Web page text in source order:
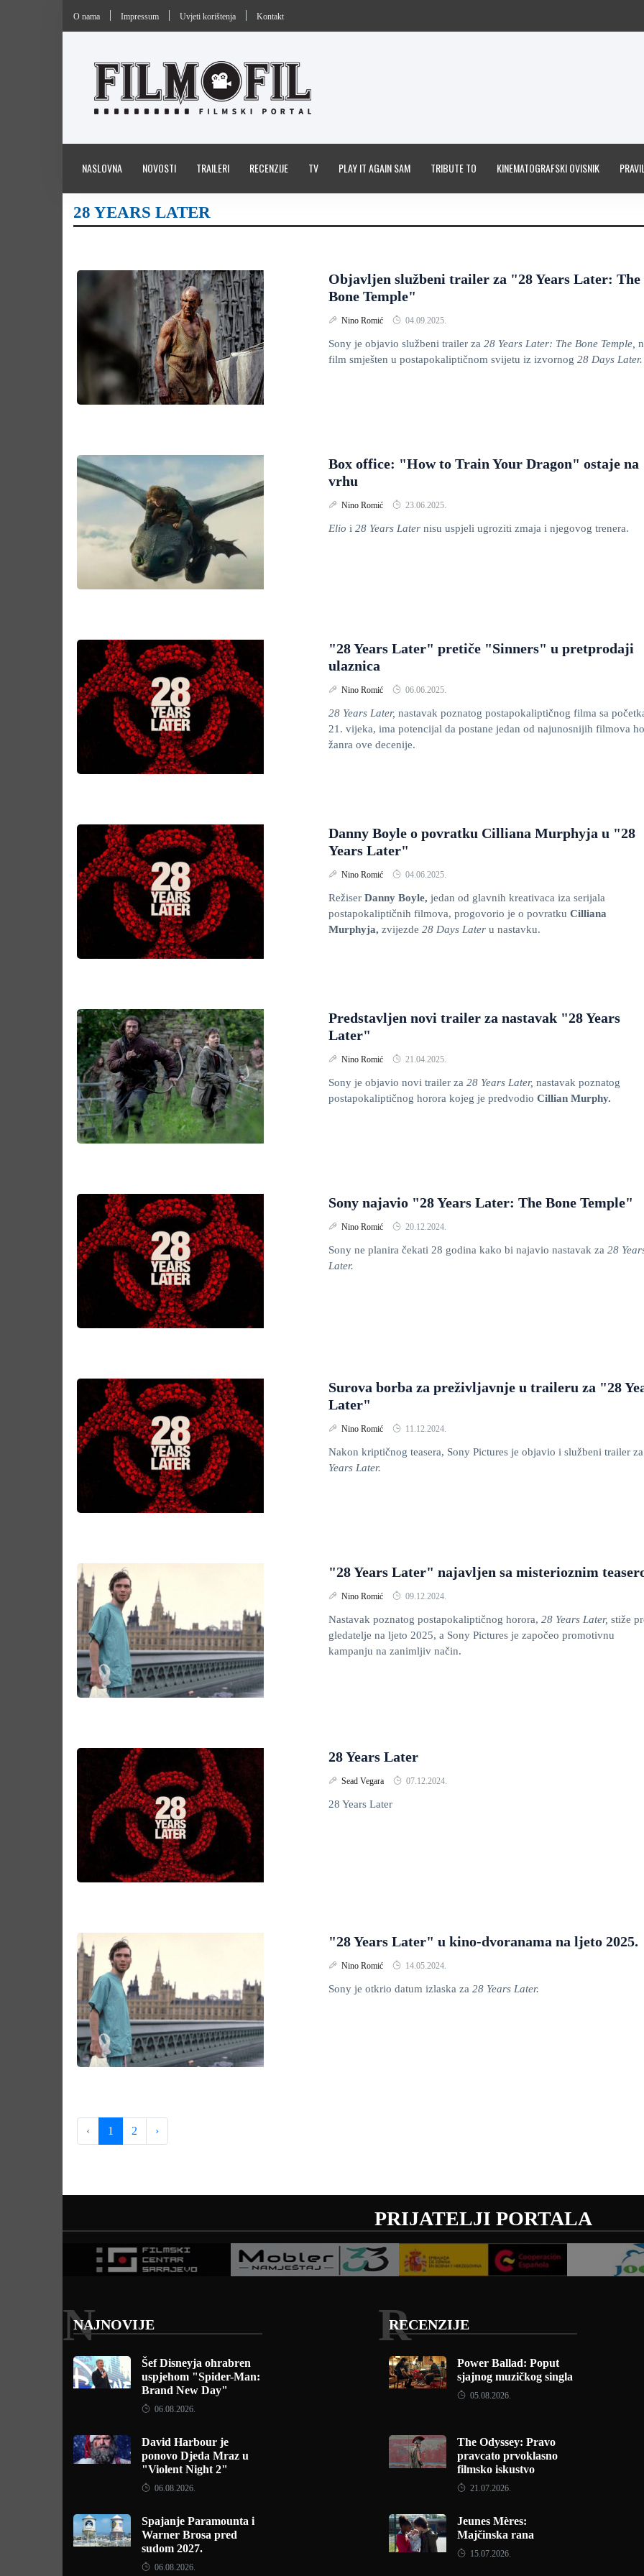
O nama Impressum Uvjeti korištenja Kontakt
NASLOVNA NOVOSTI TRAILERI RECENZIJE TV PLAY IT AGAIN SAM TRIBUTE TO KINEMATOGRAFSKI OVISNIK
28 YEARS LATER
Objavljen službeni trailer za "28 Years Later: The
Bone Temple"
Nino Romić 04.09.2025.
Sony je objavio službeni trailer za 28 Years Later: The Bone Temple,
film smješten u postapokaliptičnom svijetu iz izvornog 28 Days Later.
Box office: "How to Train Your Dragon" ostaje na
vrhu
Nino Romić 23.06.2025.
Elio i 28 Years Later nisu uspjeli ugroziti zmaja i njegovog trenera.
"28 Years Later" pretiče "Sinners" u pretprodaji
ulaznica
Nino Romić 06.06.2025.
28 Years Later, nastavak poznatog postapokaliptičnog filma sa
21. vijeka, ima potencijal da postane jedan od najunosnijih filmova
žanra ove decenije.
Danny Boyle o povratku Cilliana Murphyja u "28
Years Later"
Nino Romić 04.06.2025.
Režiser Danny Boyle, jedan od glavnih kreativaca iza serijala
postapokaliptičnih filmova, progovorio je o povratku Cilliana
Murphyja, zvijezde 28 Days Later u nastavku.
Predstavljen novi trailer za nastavak "28 Years
Later"
Nino Romić 21.04.2025.
Sony je objavio novi trailer za 28 Years Later, nastavak poznatog
postapokaliptičnog horora kojeg je predvodio Cillian Murphy.
Sony najavio "28 Years Later: The Bone Temple"
Nino Romić 20.12.2024.
Sony ne planira čekati 28 godina kako bi najavio nastavak za 28
Later.
Surova borba za preživljavnje u traileru za "28
Later"
Nino Romić 11.12.2024.
Nakon kriptičnog teasera, Sony Pictures je objavio i službeni trailer
Years Later.
"28 Years Later" najavljen sa misterioznim
Nino Romić 09.12.2024.
Nastavak poznatog postapokaliptičnog horora, 28 Years Later, stiže
gledatelje na ljeto 2025, a Sony Pictures je započeo promotivnu
kampanju na zanimljiv način.
28 Years Later
Sead Vegara 07.12.2024.
28 Years Later
"28 Years Later" u kino-dvoranama na ljeto 2025.
Nino Romić 14.05.2024.
Sony je otkrio datum izlaska za 28 Years Later.
‹ 1 2 ›
PRIJATELJI PORTALA
NAJNOVIJE
N
Šef Disneyja ohrabren
uspjehom "Spider-Man:
Brand New Day"
06.08.2026.
David Harbour je
ponovo Djeda Mraz u
"Violent Night 2"
06.08.2026.
Spajanje Paramounta i
Warner Brosa pred
sudom 2027.
06.08.2026.
RECENZIJE
R
Power Ballad: Poput
sjajnog muzičkog singla
05.08.2026.
The Odyssey: Pravo
pravcato prvoklasno
filmsko iskustvo
21.07.2026.
Jeunes Mères:
Majčinska rana
15.07.2026.